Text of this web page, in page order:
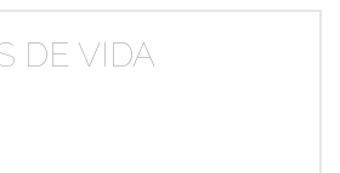
DE VIDA